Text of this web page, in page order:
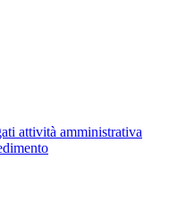
attività amministrativa